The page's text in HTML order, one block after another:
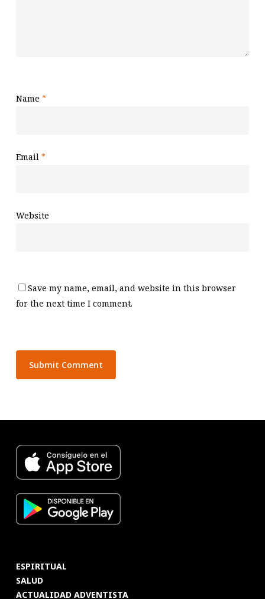
Name *
Email *
Website
Save my name, email, and website in this browser
for the next time I comment.
ESPIRITUAL
SALUD
ACTUALIDAD ADVENTISTA